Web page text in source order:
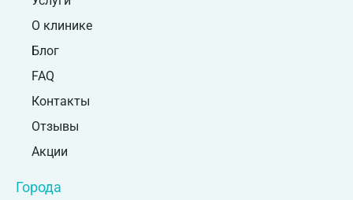
О клинике
Блог
FAQ
Контакты
Отзывы
Акции
Города